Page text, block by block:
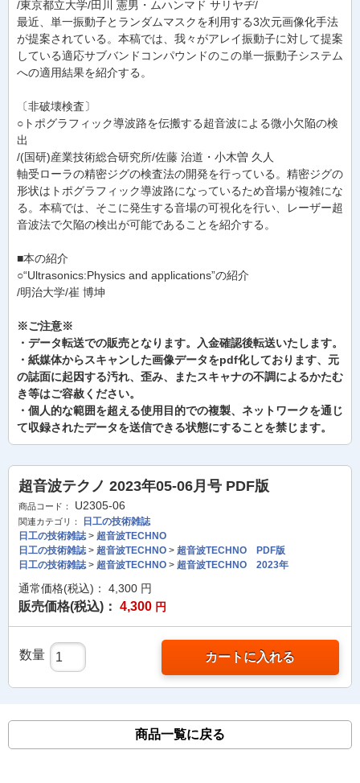
/東京都立大学/田川 憲男・ムハンマド サリヤヂ/
最近、単一振動子とランダムマスクを利用する3次元画像化手法
が提案されている。本稿では、我々がアレイ振動子に対して提案
している適応サブバンドコンパウンドのこの単一振動子システム
への適用結果を紹介する。
〔非破壊検査〕
○トポグラフィック導波路を伝搬する超音波による微小欠陥の検
出
/(国研)産業技術総合研究所/佐藤 治道・小木曽 久人
軸受ローラの精密ジグの検査法の開発を行っている。精密ジグの
形状はトポグラフィック導波路になっているため音場が複雑にな
る。本稿では、そこに発生する音場の可視化を行い、レーザー超
音波法で欠陥の検出が可能であることを紹介する。
■本の紹介
○“Ultrasonics:Physics and applications”の紹介
/明治大学/崔 博坤
※ご注意※
・データ転送での販売となります。入金確認後転送いたします。
・紙媒体からスキャンした画像データをpdf化しております、元
の誌面に起因する汚れ、歪み、またスキャナの不調によるかたむ
き等はご容赦ください。
・個人的な範囲を超える使用目的での複製、ネットワークを通じ
て収録されたデータを送信できる状態にすることを禁じます。
超音波テクノ 2023年05-06月号 PDF版
商品コード： U2305-06
関連カテゴリ：
日工の技術雑誌
日工の技術雑誌> 超音波TECHNO
日工の技術雑誌> 超音波TECHNO > 超音波TECHNO PDF版
日工の技術雑誌> 超音波TECHNO > 超音波TECHNO 2023年
通常価格(税込)： 4,300 円
販売価格(税込)： 4,300 円
数量 カートに入れる
商品一覧に戻る